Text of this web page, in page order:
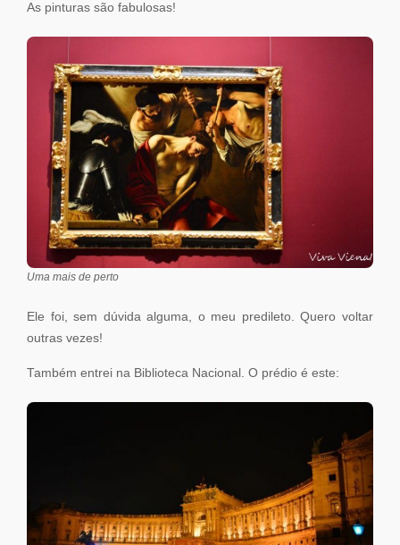
As pinturas são fabulosas!
Uma mais de perto
Ele foi, sem dúvida alguma, o meu predileto. Quero voltar
outras vezes!
Também entrei na Biblioteca Nacional. O prédio é este: